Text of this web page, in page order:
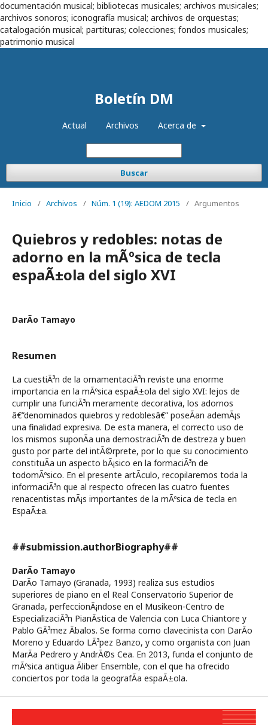
documentación musical; bibliotecas musicales; archivos musicales;
archivos sonoros; iconografía musical; archivos de orquestas;
catalogación musical; partituras; colecciones; fondos musicales;
patrimonio musical
Boletín DM
Actual Archivos Acerca de
Buscar
Registrarse Entrar
Inicio / Archivos / Núm. 1 (19): AEDOM 2015 / Argumentos
Quiebros y redobles: notas de
adorno en la mÃºsica de tecla
espaÃ±ola del siglo XVI
DarÃ­o Tamayo
Resumen
La cuestiÃ³n de la ornamentaciÃ³n reviste una enorme
importancia en la mÃºsica espaÃ±ola del siglo XVI: lejos de
cumplir una funciÃ³n meramente decorativa, los adornos
â€”denominados quiebros y redoblesâ€” poseÃ­an ademÃ¡s
una finalidad expresiva. De esta manera, el correcto uso de
los mismos suponÃ­a una demostraciÃ³n de destreza y buen
gusto por parte del intÃ©rprete, por lo que su conocimiento
constituÃ­a un aspecto bÃ¡sico en la formaciÃ³n de
todomÃºsico. En el presente artÃ­culo, recopilaremos toda la
informaciÃ³n que al respecto ofrecen las cuatro fuentes
renacentistas mÃ¡s importantes de la mÃºsica de tecla en
EspaÃ±a.
##submission.authorBiography##
DarÃ­o Tamayo
DarÃ­o Tamayo (Granada, 1993) realiza sus estudios
superiores de piano en el Real Conservatorio Superior de
Granada, perfeccionÃ¡ndose en el Musikeon-Centro de
EspecializaciÃ³n PianÃ­stica de Valencia con Luca Chiantore y
Pablo GÃ³mez Ãbalos. Se forma como clavecinista con DarÃ­o
Moreno y Eduardo LÃ³pez Banzo, y como organista con Juan
MarÃ­a Pedrero y AndrÃ©s Cea. En 2013, funda el conjunto de
mÃºsica antigua Ãliber Ensemble, con el que ha ofrecido
conciertos por toda la geografÃ­a espaÃ±ola.